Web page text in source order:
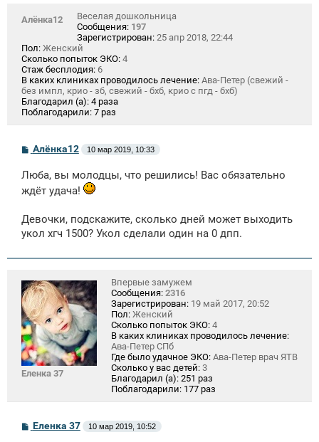
Алёнка12
Веселая дошкольница
Сообщения: 197
Зарегистрирован: 25 апр 2018, 22:44
Пол: Женский
Сколько попыток ЭКО: 4
Стаж бесплодия: 6
В каких клиниках проводилось лечение: Ава-Петер (свежий -
без импл, крио - зб, свежий - бхб, крио с пгд - бхб)
Благодарил (а): 4 раза
Поблагодарили: 7 раз
С
о
б
щ
е
и
Алёнка12 10 мар 2019, 10:33
Люба, вы молодцы, что решились! Вас обязательно
ждёт удача!
Девочки, подскажите, сколько дней может выходить
укол хгч 1500? Укол сделали один на 0 дпп.
Еленка 37
Впервые замужем
Сообщения: 2316
Зарегистрирован: 19 май 2017, 20:52
Пол: Женский
Сколько попыток ЭКО: 4
В каких клиниках проводилось лечение:
Ава-Петер СПб
Где было удачное ЭКО: Ава-Петер врач ЯТВ
Сколько у вас детей: 3
Благодарил (а): 251 раз
Поблагодарили: 177 раз
С
о
Еленка 37 10 мар 2019, 10:52